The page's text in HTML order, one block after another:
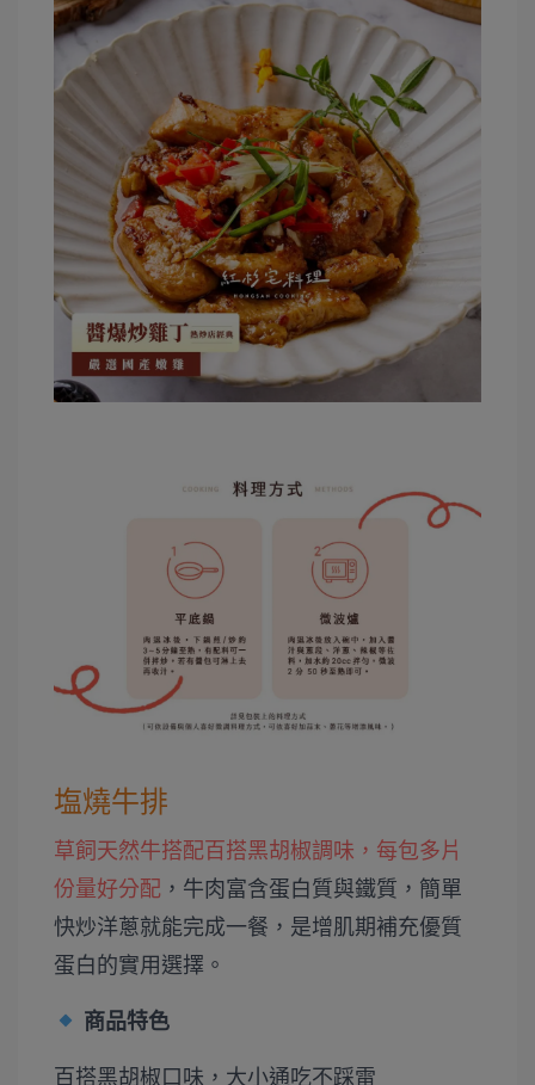
塩燒牛排
草飼天然牛搭配百搭黑胡椒調味，每包多片
份量好分配 ，牛肉富含蛋白質與鐵質，簡單
快炒洋蔥就能完成一餐，是增肌期補充優質
蛋白的實用選擇。
商品特色
百搭黑胡椒口味，大小通吃不踩雷